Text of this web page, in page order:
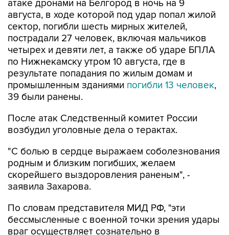
атаке дронами на Белгород в ночь на 9
августа, в ходе которой под удар попал жилой
сектор, погибли шесть мирных жителей,
пострадали 27 человек, включая мальчиков
четырех и девяти лет, а также об ударе БПЛА
по Нижнекамску утром 10 августа, где в
результате попадания по жилым домам и
промышленным зданиями погибли 13 человек,
39 были ранены.
После атак Следственный комитет России
возбудил уголовные дела о терактах.
"С болью в сердце выражаем соболезнования
родным и близким погибших, желаем
скорейшего выздоровления раненым", -
заявила Захарова.
По словам представителя МИД РФ, "эти
бессмысленные с военной точки зрения удары
враг осуществляет сознательно в